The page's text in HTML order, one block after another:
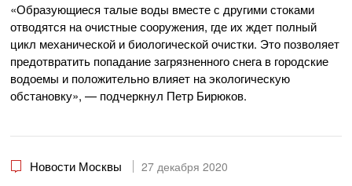
«Образующиеся талые воды вместе с другими стоками
отводятся на очистные сооружения, где их ждет полный
цикл механической и биологической очистки. Это позволяет
предотвратить попадание загрязненного снега в городские
водоемы и положительно влияет на экологическую
обстановку», — подчеркнул Петр Бирюков.
Новости Москвы 27 декабря 2020